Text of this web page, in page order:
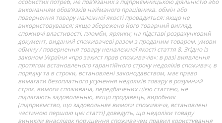
особистих потреб, не пов’язаних з підприємницькою діяльністю або
виконанням обов’язків найманого працівника. обмін або
повернення товару належної якості провадиться: якщо не
використовувався; якщо збережено його товарний вигляд,
споживчі властивості, пломби, ярлики; на підставі розрахунковий
документ, виданий споживачеві разом з проданим товаром. умови
обміну / повернення товару неналежної якості стаття 8. Згідно із
законом України «про захист прав споживачів»: в разі виявлення
протягом встановленого гарантійного строку недоліків споживач, в
порядку та в строки, встановлені законодавством, має право
вимагати безоплатного усунення недоліків товару в розумний
строк. вимоги споживача, передбачених цією статтею, не
підлягають задоволенню, якщо продавець, виробник
(підприємство, що задовольняє вимоги споживача, встановлені
частиною першою цієї статті) доведуть, що недоліки товару
виникли внаслідок порушення споживачем правил користування